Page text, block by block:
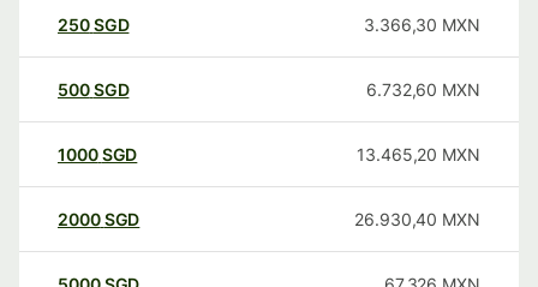
250SGD 3.366,30 MXN
500SGD 6.732,60 MXN
1000SGD 13.465,20 MXN
2000SGD 26.930,40 MXN